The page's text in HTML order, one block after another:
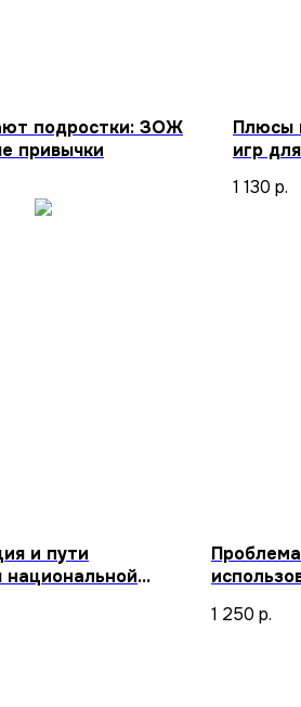
подростки: ЗОЖ
привычки
Плюсы
игр
1 130 р.
и пути
национальной
1 250 р.